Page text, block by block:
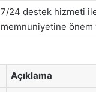
7/24 destek hizmeti
memnuniyetine önem
Açıklama